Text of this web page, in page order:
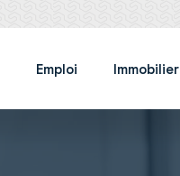
Emploi Immobilier